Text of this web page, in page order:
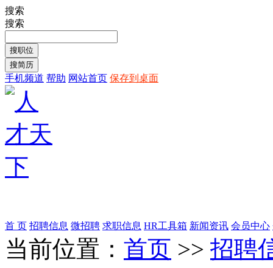
搜索
搜索
手机频道 帮助 网站首页 保存到桌面
首 页 招聘信息 微招聘 求职信息 HR工具箱 新闻资讯 会员中心
当前位置： 首页 >> 招聘